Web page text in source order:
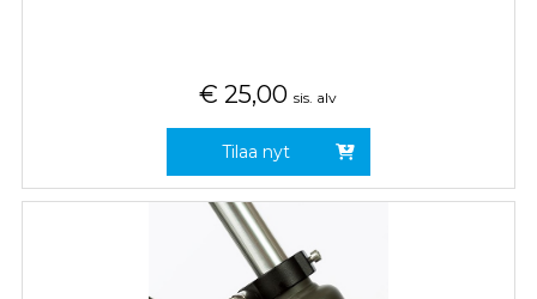
€ 25,00 sis. alv
Tilaa nyt